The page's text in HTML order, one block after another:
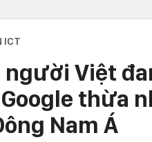
ICT
người Việt
thừa
Nam Á